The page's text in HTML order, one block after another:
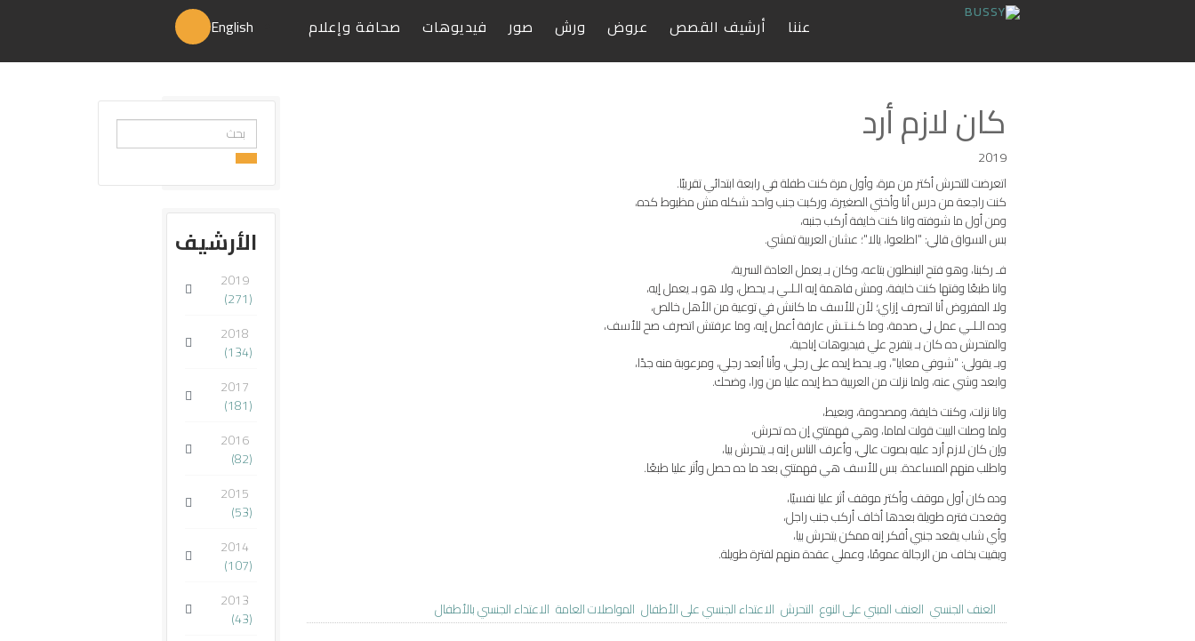
English عننا أرشيف القصص عروض ورش صور فيديوهات صحافة وإعلام
كان لازم أرد
2019
اتعرضت للتحرش أكتر من مرة، وأول مرة كنت طفلة في رابعة ابتدائي تقريبًا.
كنت راجعة من درس أنا وأختي الصغيرة، وركبت جنب واحد شكله مش مظبوط كده،
ومن أول ما شوفته وانا كنت خايفة أركب جنبه،
بس السواق قالي: "اطلعوا، يالا"؛ عشان العربية تمشي.
فـ ركبنا، وهو فتح البنطلون بتاعه، وكان بـ يعمل العادة السرية،
وانا طبعًا وقتها كنت خايفة، ومش فاهمة إيه الـلـي بـ يحصل، ولا هو بـ يعمل إيه،
ولا المفروض أنا اتصرف إزاي؛ لأن للأسف ما كانش في توعية من الأهل خالص،
وده الـلـي عمل لي صدمة، وما كـنـتـش عارفة أعمل إيه، وما عرفتش اتصرف صح للأسف،
والمتحرش ده كان بـ يتفرج علي فيديوهات إباحية،
وبـ يقولي: "شوفي معايا"، وبـ يحط إيده على رجلي، وأنا أبعد رجلي، ومرعوبة منه جدًا،
وابعد وشي عنه، ولما نزلت من العربية حط إيده عليا من ورا، وضحك.
وانا نزلت، وكنت خايفة، ومصدومة، وبعيط،
ولما وصلت البيت قولت لماما، وهي فهمتني إن ده تحرش،
وإن كان لازم أرد عليه بصوت عالي، وأعرف الناس إنه بـ يتحرش بيا،
واطلب منهم المساعدة. بس للأسف هي فهمتني بعد ما ده حصل وأثر عليا طبعًا.
وده كان أول موقف وأكتر موقف أثر عليا نفسيًا،
وقعدت فتره طويلة بعدها أخاف أركب جنب راجل،
وأي شاب يقعد جنبي أفكر إنه ممكن يتحرش بيا،
وبقيت بخاف من الرجالة عمومًا، وعملي عقدة منهم لفترة طويلة.
العنف الجنسي العنف المبني على النوع التحرش الاعتداء الجنسي على الأطفال المواصلات العامة الاعتداء الجنسي بالأطفال
البحث...
الأرشيف
2019
(271)
2018
(134)
2017
(181)
2016
(82)
2015
(53)
2014
(107)
2013
(43)